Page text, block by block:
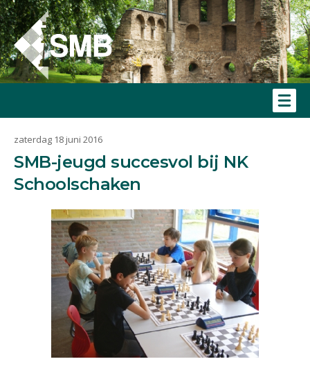
zaterdag 18 juni 2016
SMB-jeugd succesvol bij NK
Schoolschaken